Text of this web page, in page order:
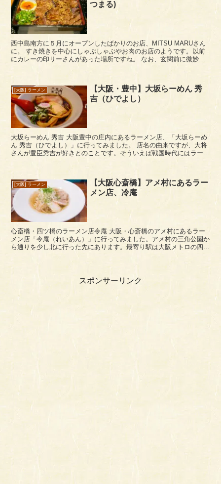
つまる)
西中島南方に５月にオープンしたばかりのお店、MITSU MARUさん
に。 すき焼きを中心にしゃぶしゃぶやお肉のお店のようです。以前
にカレーの印リーさんがあった場所ですね。 なお、玄関前に微妙な
[大阪] ラーメン
【大阪・豊中】大坂らーめん 秀
吉（ひでよし）
大坂らーめん 秀吉 大阪豊中の庄内にあるラーメン店、「大坂らーめ
ん 秀吉（ひでよし）」に行ってみました。 店名の由来ですが、大将
さんが豊臣秀吉が好きとのことです。そういえば戦国時代にはラーメ
[大阪] ラーメン
【大阪心斎橋】アメ村にあるラー
メン店、冷庵
心斎橋・四ツ橋のラーメン店令庵 大阪・心斎橋のアメ村にあるラー
メン店「令庵（れいあん）」に行ってみました。アメ村の三角公園か
ら通りを少し北に行った先にあります。最寄り駅は大阪メトロの四ツ
スポンサーリンク